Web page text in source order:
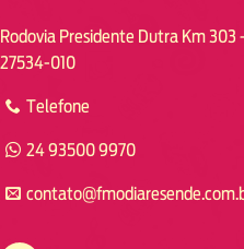
Rodovia Presidente Dutra Km 303
27534-010
Telefone
24 93500 9970